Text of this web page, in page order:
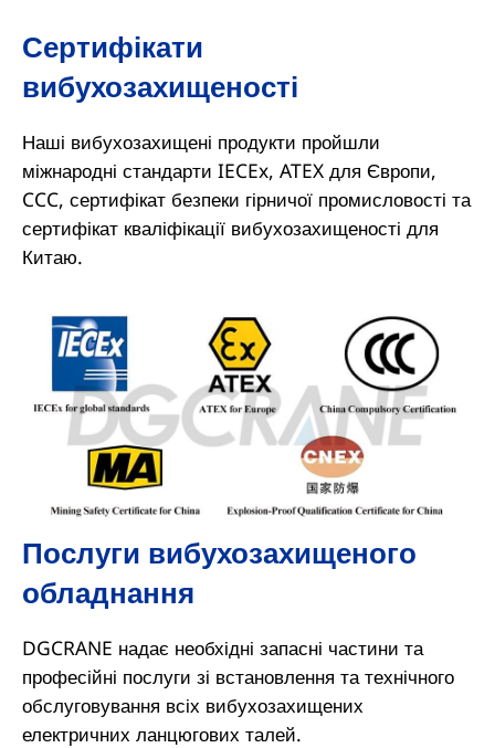
Сертифікати
вибухозахищеності
Наші вибухозахищені продукти пройшли
міжнародні стандарти IECEx, ATEX для Європи,
CCC, сертифікат безпеки гірничої промисловості та
сертифікат кваліфікації вибухозахищеності для
Китаю.
Послуги вибухозахищеного
обладнання
DGCRANE надає необхідні запасні частини та
професійні послуги зі встановлення та технічного
обслуговування всіх вибухозахищених
електричних ланцюгових талей.